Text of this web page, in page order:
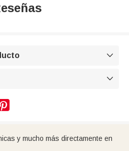



y mucho más directamente en